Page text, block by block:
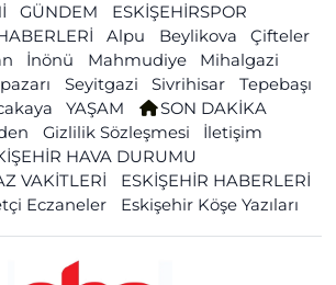
GÜNDEM
ESKİŞEHİRSPOR
Alpu Beylikova
Çifteler
İnönü Mahmudiye
Mihalgazi
Seyitgazi Sivrihisar
Tepebaşı
YAŞAM
SON DAKİKA
Gizlilik Sözleşmesi
İletişim
HAVA DURUMU
VAKİTLERİ
ESKİŞEHİR HABERLERİ
Eczaneler
Eskişehir Köşe Yazıları